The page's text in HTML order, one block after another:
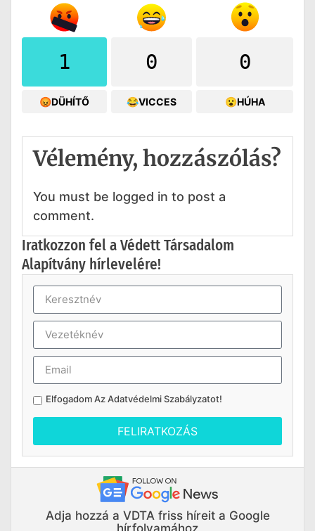
1
😡DÜHÍTŐ
0
😂VICCES
0
😮HÚHA
Vélemény, hozzászólás?
You must be logged in to post a
comment.
Iratkozzon fel a Védett Társadalom
Alapítvány hírlevelére!
Elfogadom AzAdatvédelmi Szabályzatot!
FELIRATKOZÁS
Adja hozzá a VDTA friss híreit a Google
hírfolyamához